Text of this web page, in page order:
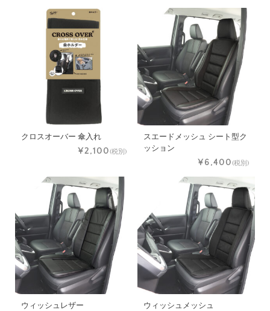
クロスオーバー 傘入れ
¥2,100(税別)
スエードメッシュ シート型ク
ッション
¥6,400(税別)
ウィッシュレザー ウィッシュメッシュ